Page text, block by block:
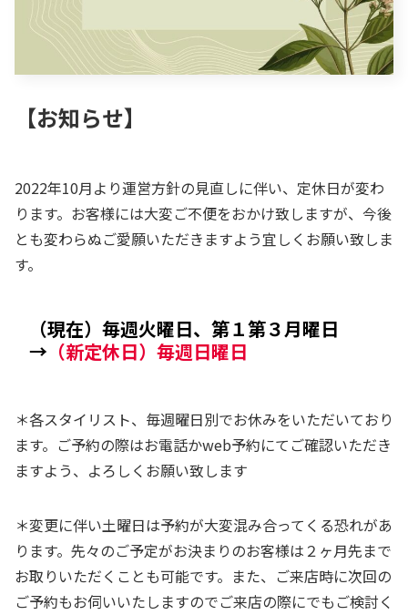
【お知らせ】
2022年10月より運営方針の見直しに伴い、定休日が変わ
ります。お客様には大変ご不便をおかけ致しますが、今後
とも変わらぬご愛願いただきますよう宜しくお願い致しま
す。
（現在）毎週火曜日、第１第３月曜日
→ （新定休日）毎週日曜日
＊各スタイリスト、毎週曜日別でお休みをいただいており
ます。ご予約の際はお電話かweb予約にてご確認いただき
ますよう、よろしくお願い致します
＊変更に伴い土曜日は予約が大変混み合ってくる恐れがあ
ります。先々のご予定がお決まりのお客様は２ヶ月先まで
お取りいただくことも可能です。また、ご来店時に次回の
ご予約もお伺いいたしますのでご来店の際にでもご検討く